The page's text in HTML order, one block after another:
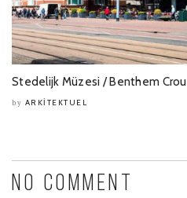
Stedelijk Müzesi / Benthem
by ARKITEKTUEL
NO COMMENT